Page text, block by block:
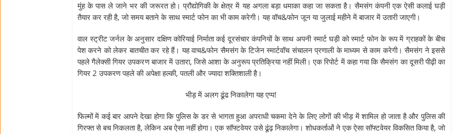
मुंह के पास ले जाने भर की जरूरत हो। प्रौद्योगिकी के क्षेत्र में यह अगला बड़ा धमाका कहा जा सकता है। सैमसंग कंपनी एक ऐसी कलाई घड़ी
तैयार कर रही है, जो समय बताने के साथ स्मार्ट फोन का भी काम करेगी। यह वॉच&फोन जून या जुलाई महीने में बाजार में उतारी जाएगी।
वाल स्ट्रीट जर्नल के अनुसार दक्षिण कोरियाई निर्माता कई दूरसंचार कंपनियों के साथ अपनी स्मार्ट घड़ी को स्मार्ट फोन के रूप में ग्राहकों के बीच
पेश करने को लेकर बातचीत कर रहे हैं। यह वाच&फोन सैमसंग के टिजेन स्मार्टवॉच संचालन प्रणाली के माध्यम से काम करेगी। सैमसंग ने इससे
पहले गैलेक्सी गियर उपकरण बाजार में उतारा, जिसे आशा के अनुरूप प्रतिक्रिया नहीं मिली। एक रिपोर्ट में कहा गया कि सैमसंग का दूसरी पीढ़ी का
गियर 2 उपकरण पहले की अपेक्षा हल्की, पतली और ज्यादा शक्तिशाली है।
भीड़ में अलग ढूंढ निकालेगा यह एप्प!
फिल्मों में कई बार आपने देखा होगा कि पुलिस के डर से भागता हुआ अपराधी चकमा देने के लिए लोगों की भीड़ में शामिल हो जाता है और पुलिस की
गिरफ्त से बच निकलता है, लेकिन अब ऐसा नहीं होगा। एक सॉफ्टवेयर उसे ढूंढ़ निकालेगा। शोधकर्ताओं ने एक ऐसा सॉफ्टवेयर विकसित किया है, जो